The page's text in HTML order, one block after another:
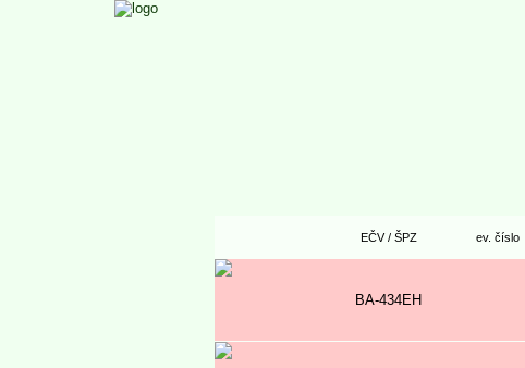
EČV / ŠPZ ev. číslo
BA-434EH